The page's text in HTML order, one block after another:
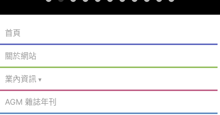
首頁
關於網站
業內資訊
AGM 雜誌年刊